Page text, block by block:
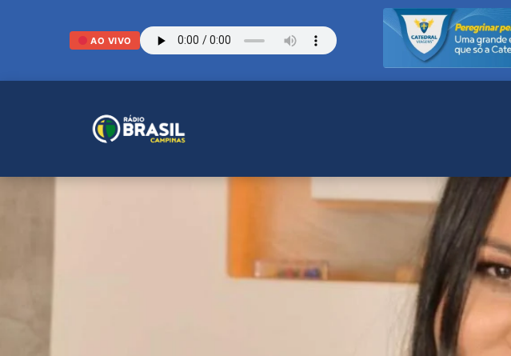
AO VIVO